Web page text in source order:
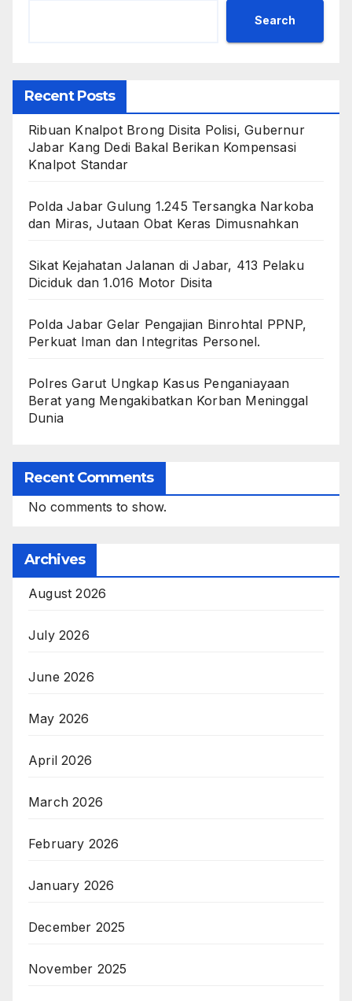
Search
Recent Posts
Ribuan Knalpot Brong Disita Polisi, Gubernur
Jabar Kang Dedi Bakal Berikan Kompensasi
Knalpot Standar
Polda Jabar Gulung 1.245 Tersangka Narkoba
dan Miras, Jutaan Obat Keras Dimusnahkan
Sikat Kejahatan Jalanan di Jabar, 413 Pelaku
Diciduk dan 1.016 Motor Disita
Polda Jabar Gelar Pengajian Binrohtal PPNP,
Perkuat Iman dan Integritas Personel.
Polres Garut Ungkap Kasus Penganiayaan
Berat yang Mengakibatkan Korban Meninggal
Dunia
Recent Comments
No comments to show.
Archives
August 2026
July 2026
June 2026
May 2026
April 2026
March 2026
February 2026
January 2026
December 2025
November 2025